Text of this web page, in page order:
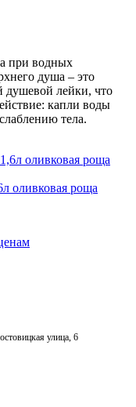
при водных
душа – это
душевой лейки, что
капли воды
тела.
оливковая роща
улица, 6